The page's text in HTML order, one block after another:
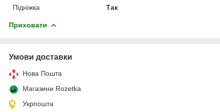
Підніжка Так
Приховати
Умови доставки
Нова Пошта
Магазини Rozetka
Укрпошта